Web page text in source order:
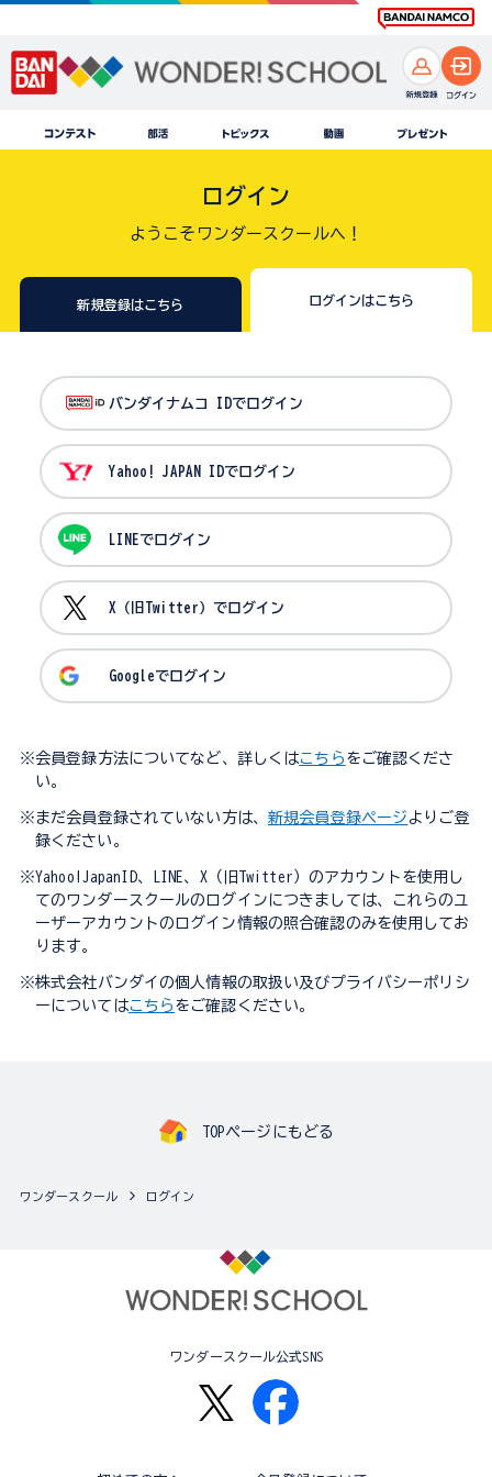
ログイン
ようこそワンダースクールへ！
新規登録はこちら ログインはこちら
バンダイナムコ IDでログイン
Yahoo! JAPAN IDでログイン
LINEでログイン
X（旧Twitter）でログイン
Googleでログイン
※会員登録方法についてなど、詳しくはこちら をご確認くださ
い。
※まだ会員登録されていない方は、 新規会員登録ページ よりご登
録ください。
※Yahoo!JapanID、LINE、X（旧Twitter）のアカウントを使用し
てのワンダースクールのログインにつきましては、これらのユ
ーザーアカウントのログイン情報の照合確認のみを使用してお
ります。
※株式会社バンダイの個人情報の取扱い及びプライバシーポリシ
ーについてはこちら をご確認ください。
TOPページにもどる
ワンダースクール ログイン
ワンダースクール公式SNS